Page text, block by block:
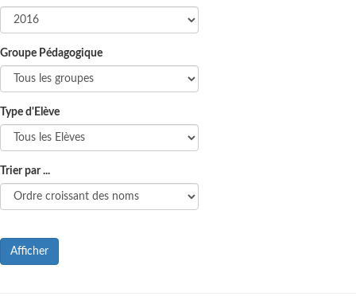
Groupe Pédagogique
Type d'Elève
Trier par ...
Afficher